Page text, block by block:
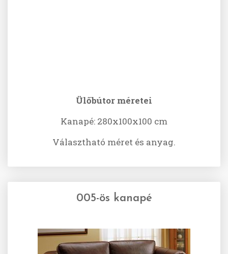
Ülőbútor méretei
Kanapé: 280x100x100 cm
Választható méret és anyag.
005-ös kanapé